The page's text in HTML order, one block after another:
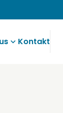
Kontakt